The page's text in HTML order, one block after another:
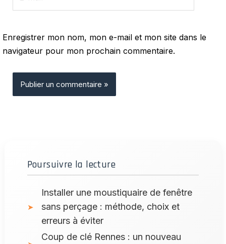
Enregistrer mon nom, mon e-mail et mon site dans le
navigateur pour mon prochain commentaire.
Poursuivre la lecture
Installer une moustiquaire de fenêtre
sans perçage : méthode, choix et
erreurs à éviter
Coup de clé Rennes : un nouveau